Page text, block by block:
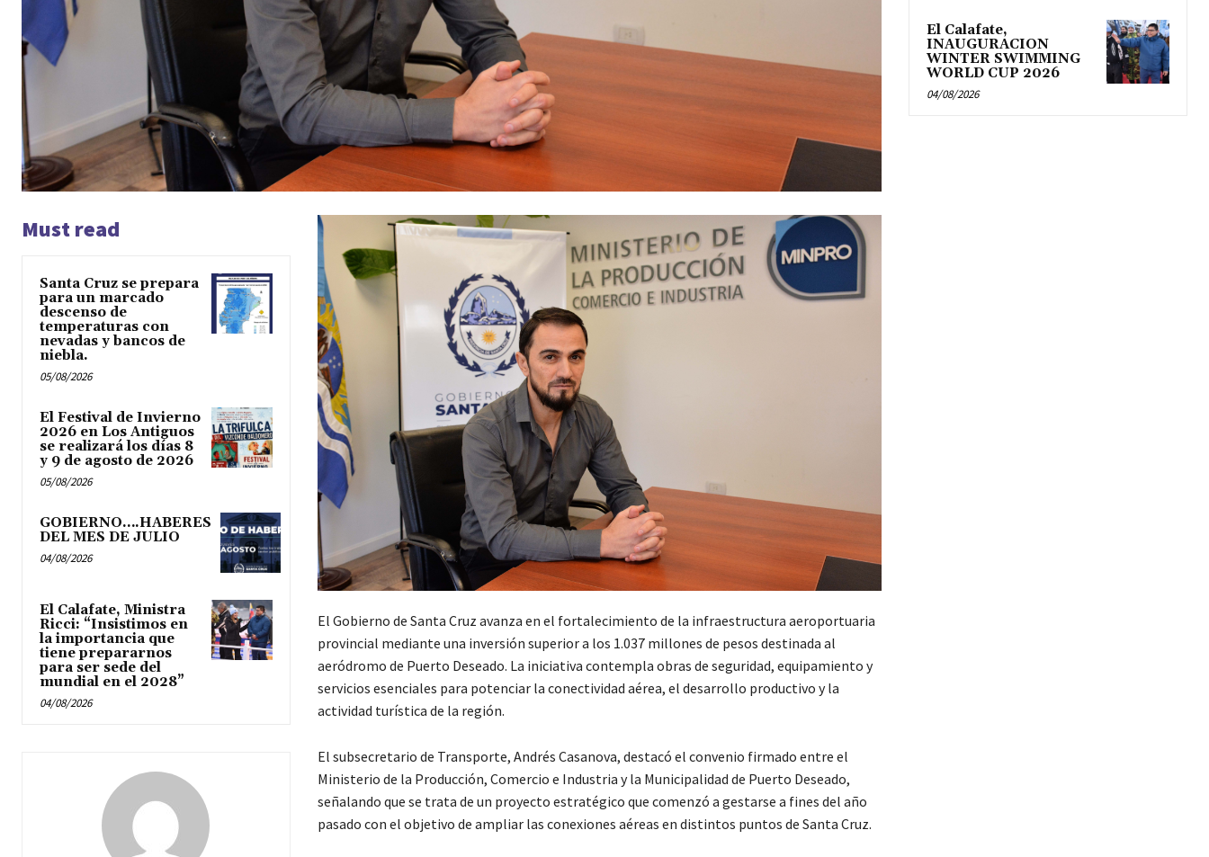
Must read
Santa Cruz se prepara
para un marcado
descenso de
temperaturas con
nevadas y bancos de
niebla.
05/08/2026
El Festival de Invierno
2026 en Los Antiguos
se realizará los días 8
y 9 de agosto de 2026
05/08/2026
GOBIERNO….HABERES
DEL MES DE JULIO
04/08/2026
El Calafate, Ministra
Ricci: “Insistimos en
la importancia que
tiene prepararnos
para ser sede del
mundial en el 2028”
04/08/2026
El Gobierno de Santa Cruz avanza en el fortalecimiento de la infraestructura aeroportuaria
provincial mediante una inversión superior a los 1.037 millones de pesos destinada al
aeródromo de Puerto Deseado. La iniciativa contempla obras de seguridad, equipamiento y
servicios esenciales para potenciar la conectividad aérea, el desarrollo productivo y la
actividad turística de la región.
El subsecretario de Transporte, Andrés Casanova, destacó el convenio firmado entre el
Ministerio de la Producción, Comercio e Industria y la Municipalidad de Puerto Deseado,
señalando que se trata de un proyecto estratégico que comenzó a gestarse a fines del año
pasado con el objetivo de ampliar las conexiones aéreas en distintos puntos de Santa Cruz.
El Calafate,
INAUGURACION
WINTER SWIMMING
WORLD CUP 2026
04/08/2026